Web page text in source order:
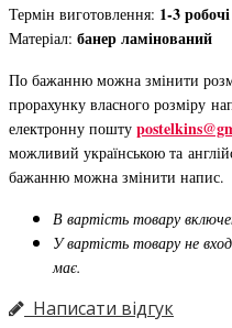
Термін виготовлення: 1-3
Матеріал: банер ламінований
По бажанню можна змінити
прорахунку власного розміру
електронну пошту
можливий українською та
бажанню можна змінити напис.
В вартість товару
У вартість товару не
має.
Написати відгук